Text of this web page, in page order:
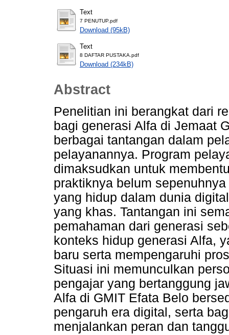
Text
7 PENUTUP.pdf
Download (95kB)
Text
8 DAFTAR PUSTAKA.pdf
Download (234kB)
Abstract
Penelitian ini berangkat dari
bagi generasi Alfa di Jemaat
berbagai tantangan dalam
pelayanannya. Program
dimaksudkan untuk
praktiknya belum
yang hidup dalam dunia
yang khas. Tantangan ini
pemahaman dari generasi
konteks hidup generasi Alfa,
baru serta mempengaruhi
Situasi ini memunculkan
pengajar yang bertanggung
Alfa di GMIT Efata Belo
pengaruh era digital, serta
menjalankan peran dan